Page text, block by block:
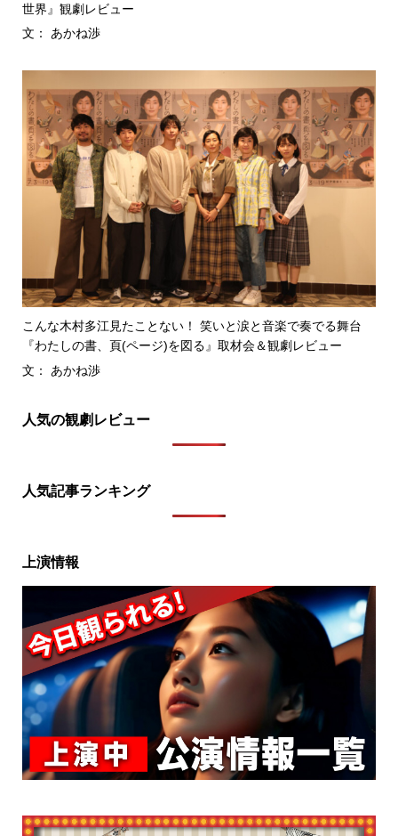
世界』観劇レビュー
文： あかね渉
こんな木村多江見たことない！ 笑いと涙と音楽で奏でる舞台
『わたしの書、頁(ページ)を図る』取材会＆観劇レビュー
文： あかね渉
人気の観劇レビュー
人気記事ランキング
上演情報